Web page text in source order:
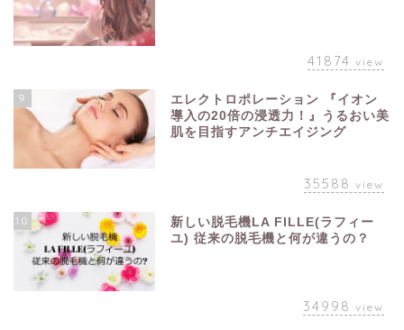
41874 view
9
エレクトロポレーション 『イオン
導入の20倍の浸透力！』うるおい美
肌を目指すアンチエイジング
35588 view
10
新しい脱毛機LA FILLE(ラフィー
ユ) 従来の脱毛機と何が違うの？
34998 view